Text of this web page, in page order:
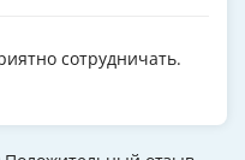
сотрудничать.